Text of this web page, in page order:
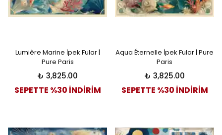
Lumière Marine İpek Fular |
Pure Paris
₺ 3,825.00
SEPETTE %30 İNDİRİM
Aqua Éternelle İpek Fular | Pure
Paris
₺ 3,825.00
SEPETTE %30 İNDİRİM